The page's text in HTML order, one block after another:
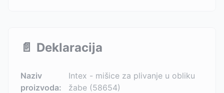
📄 Deklaracija
Naziv
proizvoda:
Intex - mišice za plivanje u obliku
žabe (58654)